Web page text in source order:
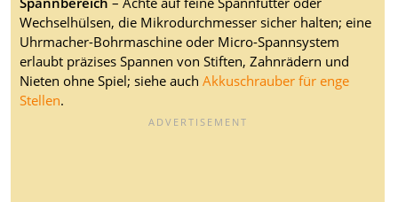
Wechselhülsen, die Mikrodurchmesser sicher halten; eine
Uhrmacher-Bohrmaschine oder Micro-Spannsystem
erlaubt präzises Spannen von Stiften, Zahnrädern und
Nieten ohne Spiel; siehe auch Akkuschrauber für enge
Stellen.